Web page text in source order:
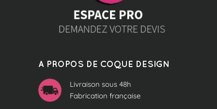
A PROPOS DE COQUE DESIGN
Livraison sous 48h
Fabrication française